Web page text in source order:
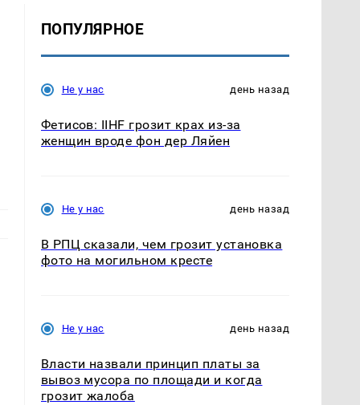
ПОПУЛЯРНОЕ
Не у нас день назад
Фетисов: IIHF грозит крах из-за
женщин вроде фон дер Ляйен
Не у нас день назад
В РПЦ сказали, чем грозит установка
фото на могильном кресте
Не у нас день назад
Власти назвали принцип платы за
вывоз мусора по площади и когда
грозит жалоба